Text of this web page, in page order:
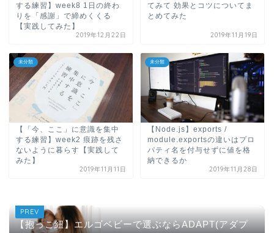
する練習】week8 1日の終わ
りを「感謝」で締めくくる
【実践してみた】
2019年12月22日
てみて 効果とコツについてま
とめてみた
2019年11月19日
未分類
【「今、ここ」に意識を集中
する練習】week2 痕跡を残さ
ないように暮らす【実践して
みた】
2019年11月11日
未分類
【Node.js】exports /
module.exportsの違いはプロ
パティ名を付与せずに値を格
納できるか
2019年11月28日
【抱っこ紐】エルゴベビーで選ぶならADAPT(アダプ